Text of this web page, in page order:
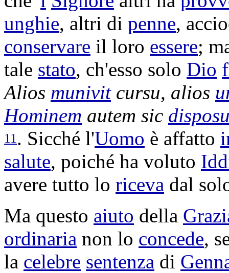
unghie, altri di penne,
conservare il loro essere;
tale stato, ch'esso solo Dio
Alios munivit cursu, alios
Hominem autem sic
11 . Sicché l'Uomo è affatto
salute, poiché ha voluto
avere tutto lo riceva dal
Ma questo aiuto della
ordinaria non lo concede,
la celebre sentenza di